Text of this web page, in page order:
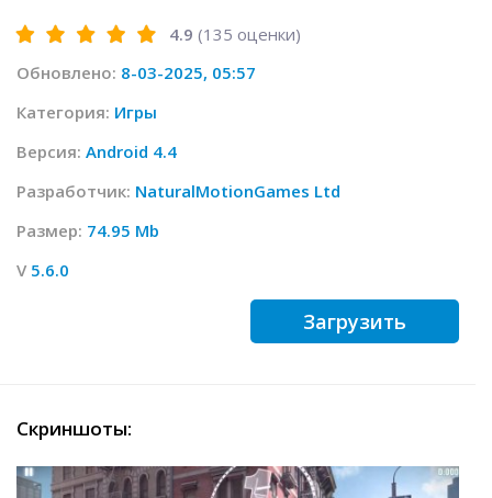
4.9 (135 оценки)
Обновлено: 8-03-2025, 05:57
Категория: Игры
Версия: Android 4.4
Разработчик: NaturalMotionGames Ltd
Размер: 74.95 Mb
V 5.6.0
Загрузить
Скриншоты: